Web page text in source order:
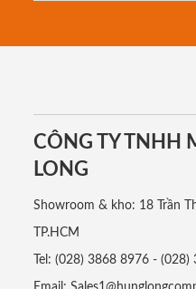
CÔNG TY TNHH
LONG
Showroom & kho: 18 Trần
TP.HCM
Tel: (028) 3868 8976 -